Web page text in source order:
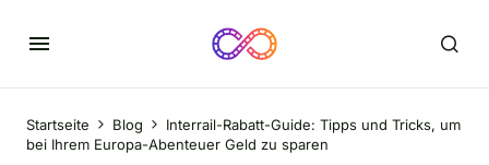
Startseite Blog
Interrail-Rabatt-Guide: Tipps und Tricks, um
bei Ihrem Europa-Abenteuer Geld zu sparen